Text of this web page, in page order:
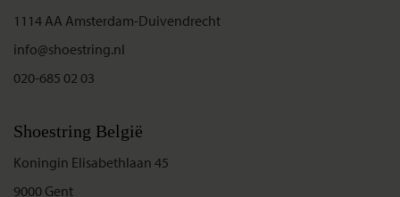
1114 AA Amsterdam-Duivendrecht
info@shoestring.nl
020-685 02 03
Shoestring België
Koningin Elisabethlaan 45
9000 Gent